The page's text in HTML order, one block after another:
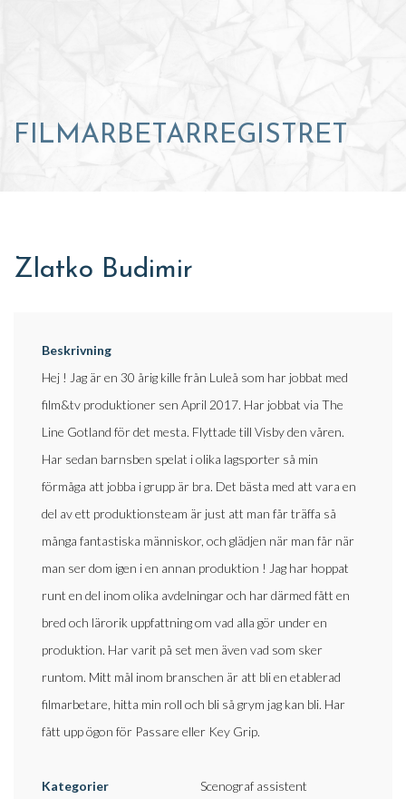
FILMARBETARREGISTRET
Zlatko Budimir
Beskrivning
Hej ! Jag är en 30 årig kille från Luleå som har jobbat med
film&tv produktioner sen April 2017. Har jobbat via The
Line Gotland för det mesta. Flyttade till Visby den våren.
Har sedan barnsben spelat i olika lagsporter så min
förmåga att jobba i grupp är bra. Det bästa med att vara en
del av ett produktionsteam är just att man får träffa så
många fantastiska människor, och glädjen när man får när
man ser dom igen i en annan produktion ! Jag har hoppat
runt en del inom olika avdelningar och har därmed fått en
bred och lärorik uppfattning om vad alla gör under en
produktion. Har varit på set men även vad som sker
runtom. Mitt mål inom branschen är att bli en etablerad
filmarbetare, hitta min roll och bli så grym jag kan bli. Har
fått upp ögon för Passare eller Key Grip.
Kategorier
Scenograf assistent